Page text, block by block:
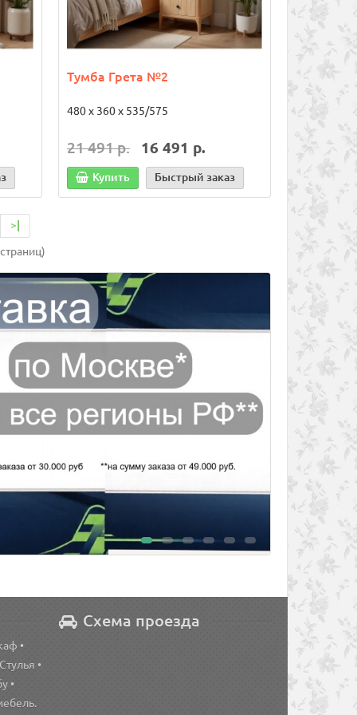
9 230 р.
В корзину Быстрый заказ
1 990 р.
В
Тумба Грета №2
480 х 360 х 535/575
21 491 р. 16 491 р.
Купить Быстрый заказ
>|
•
•
•
Схема проезда